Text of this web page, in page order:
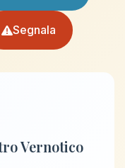
Segnala
Vernotico